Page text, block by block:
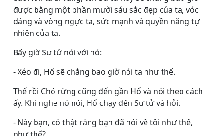
được bằng một phần mười sáu sắc đẹp của ta, vóc
dáng và vòng ngực ta, sức mạnh và quyền năng tự
nhiên của ta.
Bấy giờ Sư tử nói với nó:
- Xéo đi, Hổ sẽ chẳng bao giờ nói ta như thế.
Thế rồi Chó rừng cũng đến gần Hổ và nói theo cách
ấy. Khi nghe nó nói, Hổ chạy đến Sư tử và hỏi:
- Này bạn, có thật rằng bạn đã nói về tôi như thế,